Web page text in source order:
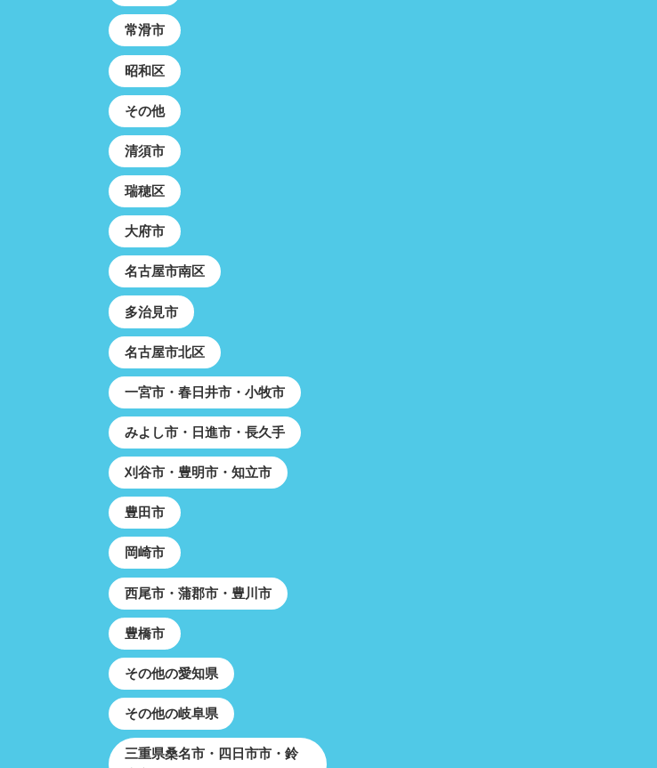
常滑市
昭和区
その他
清須市
瑞穂区
大府市
名古屋市南区
多治見市
名古屋市北区
一宮市・春日井市・小牧市
みよし市・日進市・長久手
刈谷市・豊明市・知立市
豊田市
岡崎市
西尾市・蒲郡市・豊川市
豊橋市
その他の愛知県
その他の岐阜県
三重県桑名市・四日市市・鈴